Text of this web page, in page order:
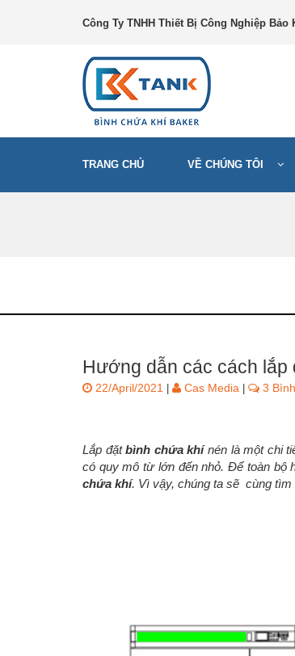
Công Ty TNHH Thiết Bị Công Nghiệp Bảo
TRANG CHỦ VỀ CHÚNG TÔI
Hướng dẫn các cách
22/April/2021 Cas Media 3
Lắp đặtbình chứa khínén là một chi
có quy mô từ lớn đến nhỏ. Để toàn bộ
chứa khí. Vì vậy, chúng ta sẽ cùng tìm